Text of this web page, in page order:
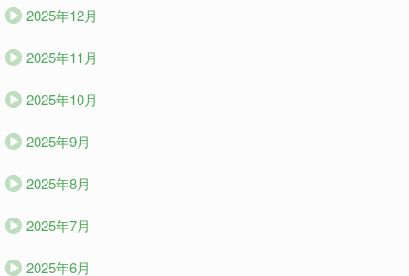
2025年12月
2025年11月
2025年10月
2025年9月
2025年8月
2025年7月
2025年6月